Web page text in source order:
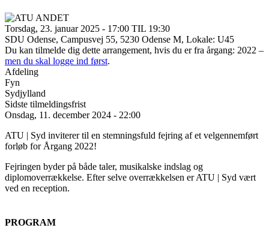
Torsdag, 23. januar 2025 - 17:00 TIL 19:30
SDU Odense, Campusvej 55, 5230 Odense M, Lokale: U45
Du kan tilmelde dig dette arrangement, hvis du er fra årgang: 2022 –
men du skal logge ind først.
Afdeling
Fyn
Sydjylland
Sidste tilmeldingsfrist
Onsdag, 11. december 2024 - 22:00
ATU | Syd inviterer til en stemningsfuld fejring af et velgennemført
forløb for Årgang 2022!
Fejringen byder på både taler, musikalske indslag og
diplomoverrækkelse. Efter selve overrækkelsen er ATU | Syd vært
ved en reception.
PROGRAM